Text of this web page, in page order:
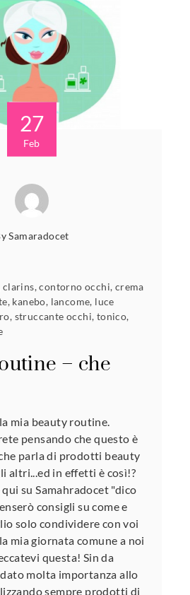
27
Feb
Samaradocet
clarins,contorno occhi, crema
, kanebo, lancome, luce
, struccante occhi, tonico,
– che
mia beauty routine.
pensando che questo è
parla di prodotti beauty
altri...ed in effetti è così!?
su Samahradocet "dico
consigli su come e
solo condividere con voi
mia giornata comune a noi
questa! Sin da
molta importanza allo
sempre prodotti di